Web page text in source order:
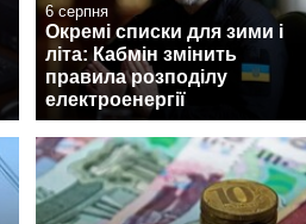
6 серпня
Окремі списки для зими і
літа: Кабмін змінить
правила розподілу
електроенергії